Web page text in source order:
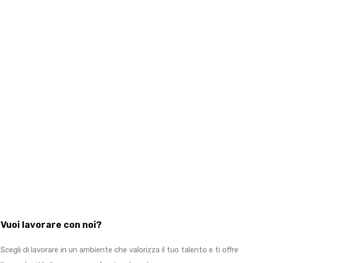
Vuoi lavorare con noi?
Scegli di lavorare in un ambiente che valorizza il tuo talento e ti offre